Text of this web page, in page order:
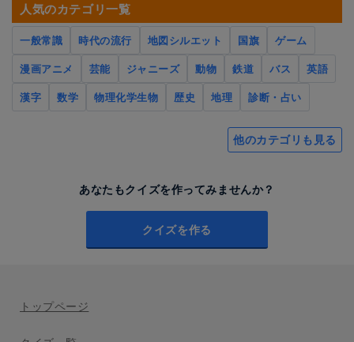
人気のカテゴリ一覧
一般常識 時代の流行 地図シルエット 国旗
ゲーム
漫画アニメ
芸能 ジャニーズ 動物 鉄道 バス
英語
漢字
数学 物理化学生物 歴史 地理 診断・占い
他のカテゴリも見る
あなたもクイズを作ってみませんか？
クイズを作る
トップページ